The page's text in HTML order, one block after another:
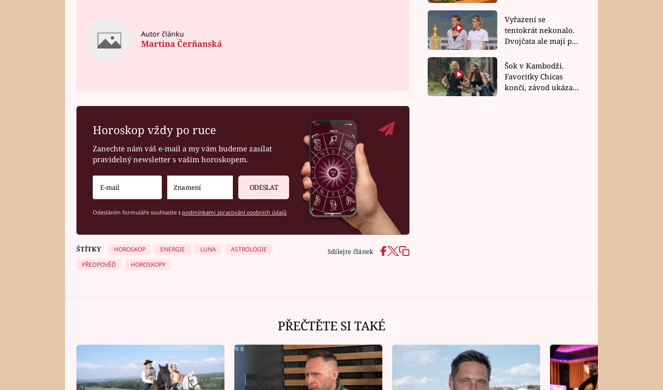
Autor článku
Martina Čerňanská
Horoskop vždy po ruce
Zanechte nám váš e-mail a my vám budeme zasílat
pravidelný newsletter s vaším horoskopem.
ODESLAT
Odesláním formuláře souhlasíte s podmínkami zpracování osobních údajů
Sdílejte článek
ŠTÍTKY HOROSKOP ENERGIE LUNA
ASTROLOGIE
PŘEDPOVĚĎ
HOROSKOPY
rychlé recepty
Vyřazení se
tentokrát nekonalo.
Dvojčata ale mají po
závodu nůž na krku
Šok v Kambodži.
Favoritky Chicas
končí, závod ukázal
PŘEČTĚTE SI TAKÉ